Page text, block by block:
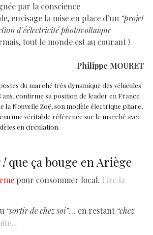
par la conscience
envisage la mise en place d’un “projet
d’éélectricité photovoltaîque
tout le monde est au courant !
Philippe MOURET
du marché très dynamique des véhicules
ans, confirme sa position de leader en France
la Nouvelle Zoë, son modèle électrique phare,
une véritable référence sur le marché avec
en circulation.
que ça bouge en Ariège
pour consommer local. Lire la
“sortir de chez soi”… en restant “chez